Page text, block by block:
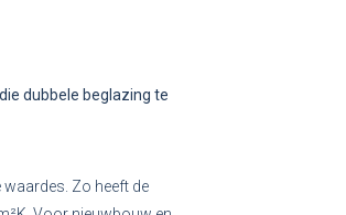
dubbele beglazing te
waardes. Zo heeft de